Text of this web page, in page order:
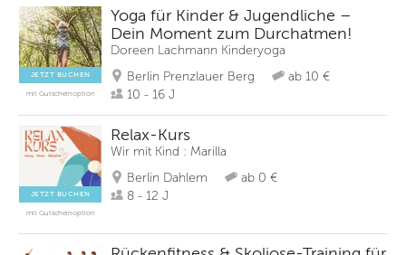
JETZT BUCHEN
mit Gutscheinoption
Yoga für Kinder & Jugendliche –
Dein Moment zum Durchatmen!
Doreen Lachmann Kinderyoga
Berlin Prenzlauer Berg
ab 10 €
10 - 16 J
JETZT BUCHEN
mit Gutscheinoption
Relax-Kurs
Wir mit Kind : Marilla
Berlin Dahlem
ab 0 €
8 - 12 J